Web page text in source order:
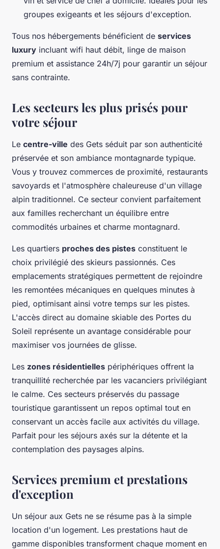
groupes exigeants et les séjours d'exception.
Tous nos hébergements bénéficient de services
luxury incluant wifi haut débit, linge de maison
premium et assistance 24h/7j pour garantir un séjour
sans contrainte.
Les secteurs les plus prisés pour
votre séjour
Le centre-ville des Gets séduit par son authenticité
préservée et son ambiance montagnarde typique.
Vous y trouvez commerces de proximité, restaurants
savoyards et l'atmosphère chaleureuse d'un village
alpin traditionnel. Ce secteur convient parfaitement
aux familles recherchant un équilibre entre
commodités urbaines et charme montagnard.
Les quartiers proches des pistes constituent le
choix privilégié des skieurs passionnés. Ces
emplacements stratégiques permettent de rejoindre
les remontées mécaniques en quelques minutes à
pied, optimisant ainsi votre temps sur les pistes.
L'accès direct au domaine skiable des Portes du
Soleil représente un avantage considérable pour
maximiser vos journées de glisse.
Les zones résidentielles périphériques offrent la
tranquillité recherchée par les vacanciers privilégiant
le calme. Ces secteurs préservés du passage
touristique garantissent un repos optimal tout en
conservant un accès facile aux activités du village.
Parfait pour les séjours axés sur la détente et la
contemplation des paysages alpins.
Services premium et prestations
d'exception
Un séjour aux Gets ne se résume pas à la simple
location d'un logement. Les prestations haut de
gamme disponibles transforment chaque moment en